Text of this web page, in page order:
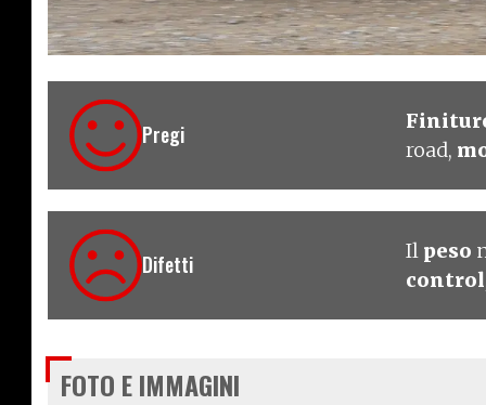
€ 12.199
Pregi
road,
Difetti Il peso
control
FOTO E IMMAGINI